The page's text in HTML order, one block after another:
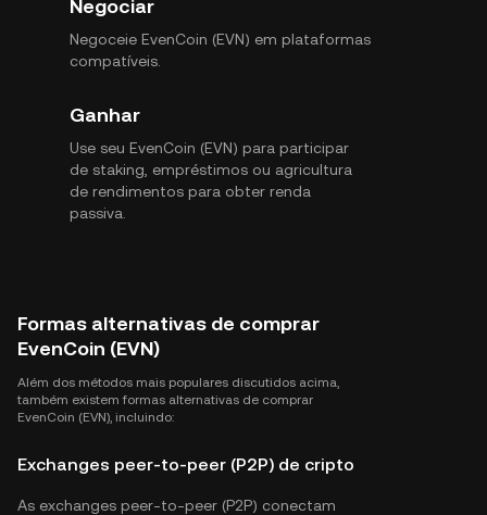
Negociar
Negoceie EvenCoin (EVN) em plataformas
compatíveis.
Ganhar
Use seu EvenCoin (EVN) para participar
de staking, empréstimos ou agricultura
de rendimentos para obter renda
passiva.
Formas alternativas de comprar
EvenCoin (EVN)
Além dos métodos mais populares discutidos acima,
também existem formas alternativas de comprar
EvenCoin (EVN), incluindo:
Exchanges peer-to-peer (P2P) de cripto
As exchanges peer-to-peer (P2P) conectam